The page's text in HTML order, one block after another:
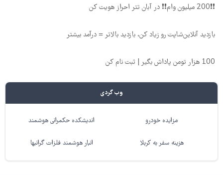
❗❗200 میلیون وام❗❗ در آبان تتر احراز هویت کن
بازدید آنلاین‌شاپت رو زیاد کن، بازدید بالاتر = درآمد بیشتر
100 هزار تومن پاداش بگیر | ثبت نام کن
وب گردی
مزایده خودرو اندیشکده حکمرانی هوشمند
هزینه سفر به کربلا انبار هوشمند فلزات گرانبها